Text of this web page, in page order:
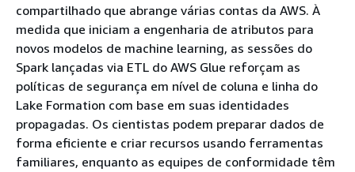
compartilhado que abrange várias contas da AWS. À
medida que iniciam a engenharia de atributos para
novos modelos de machine learning, as sessões do
Spark lançadas via ETL do AWS Glue reforçam as
políticas de segurança em nível de coluna e linha do
Lake Formation com base em suas identidades
propagadas. Os cientistas podem preparar dados de
forma eficiente e criar recursos usando ferramentas
familiares, enquanto as equipes de conformidade têm